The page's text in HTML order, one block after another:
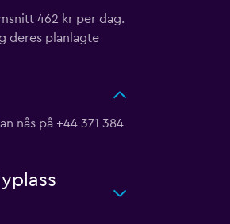
462 kr per dag.
deres planlagte
nås på +44 371 384